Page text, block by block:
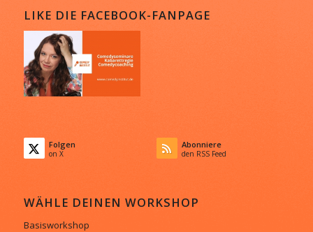
LIKE DIE FACEBOOK-FANPAGE
Folgen
on X
Abonniere
den RSS Feed
WÄHLE DEINEN WORKSHOP
Basisworkshop